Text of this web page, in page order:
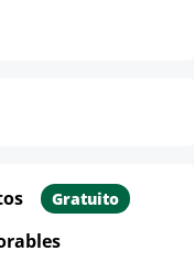
Gratuito